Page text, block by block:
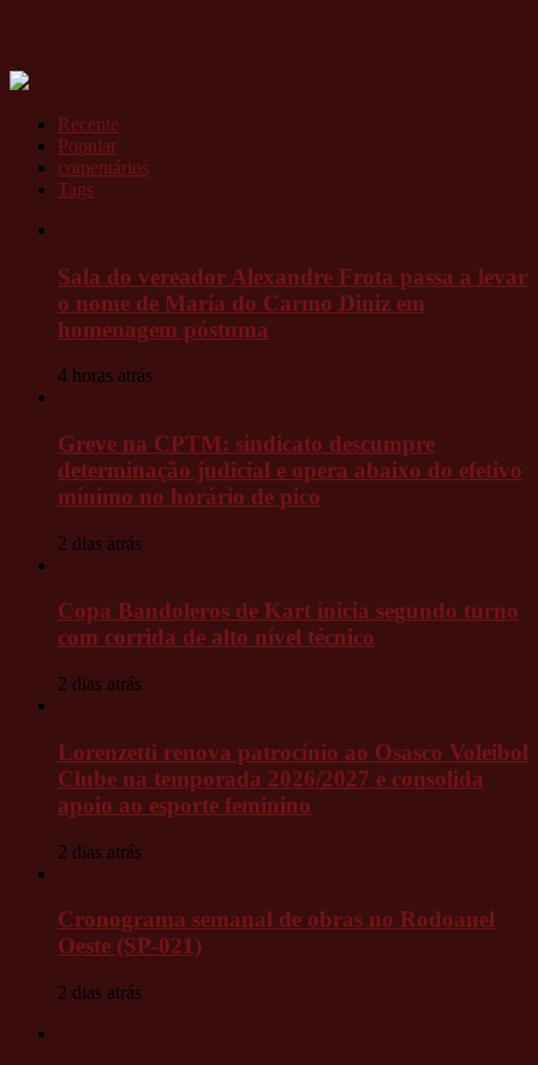
Recente
Popular
comentários
Tags
Sala do vereador Alexandre Frota passa a levar
o nome de Maria do Carmo Diniz em
homenagem póstuma
4 horas atrás
Greve na CPTM: sindicato descumpre
determinação judicial e opera abaixo do efetivo
mínimo no horário de pico
2 dias atrás
Copa Bandoleros de Kart inicia segundo turno
com corrida de alto nível técnico
2 dias atrás
Lorenzetti renova patrocínio ao Osasco Voleibol
Clube na temporada 2026/2027 e consolida
apoio ao esporte feminino
2 dias atrás
Cronograma semanal de obras no Rodoanel
Oeste (SP-021)
2 dias atrás